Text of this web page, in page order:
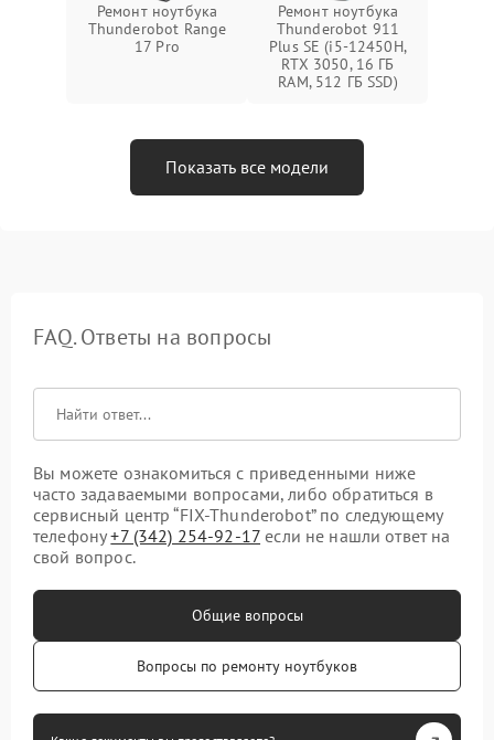
Ремонт ноутбука
Thunderobot Range
17 Pro
Ремонт ноутбука
Thunderobot 911
Plus SE (i5-12450H,
RTX 3050, 16 ГБ
RAM, 512 ГБ SSD)
Показать все модели
FAQ. Ответы на вопросы
Вы можете ознакомиться с приведенными ниже
часто задаваемыми вопросами, либо обратиться в
сервисный центр “FIX-Thunderobot” по следующему
телефону+7 (342) 254-92-17 если не нашли ответ на
свой вопрос.
Общие вопросы
Вопросы по ремонту ноутбуков